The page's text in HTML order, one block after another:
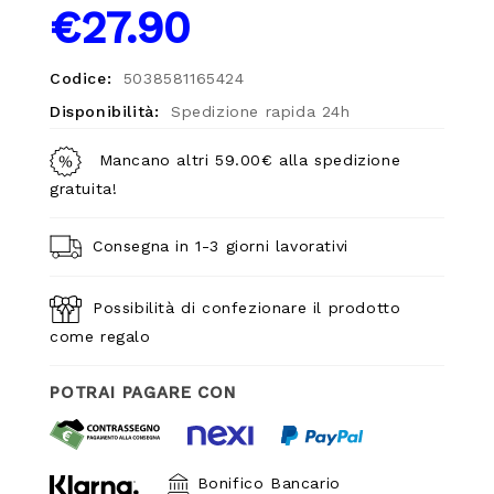
€27.90
Codice:
5038581165424
Disponibilità:
Spedizione rapida 24h
Mancano altri 59.00€ alla spedizione
gratuita!
Consegna in 1-3 giorni lavorativi
Possibilità di confezionare il prodotto
come regalo
POTRAI PAGARE CON
Bonifico Bancario